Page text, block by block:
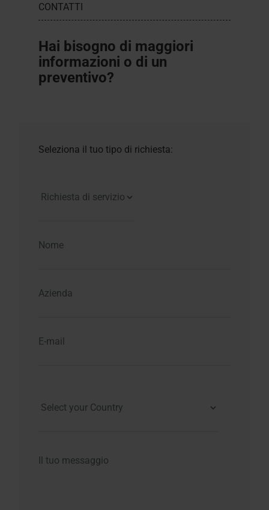
CONTATTI
Hai bisogno di maggiori
informazioni o di un
preventivo?
Seleziona il tuo tipo di richiesta: